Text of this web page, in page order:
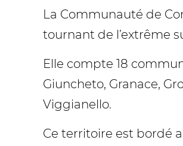
La Communauté de
tournant de l’extrême
Elle compte 18
Giuncheto, Granace,
Viggianello.
Ce territoire est bordé